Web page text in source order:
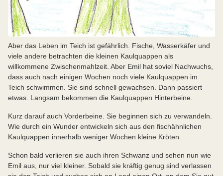
Aber das Leben im Teich ist gefährlich. Fische, Wasserkäfer und
viele andere betrachten die kleinen Kaulquappen als
willkommene Zwischenmahlzeit. Aber Emil hat soviel Nachwuchs,
dass auch nach einigen Wochen noch viele Kaulquappen im
Teich schwimmen. Sie sind schnell gewachsen. Dann passiert
etwas. Langsam bekommen die Kaulquappen Hinterbeine.
Kurz darauf auch Vorderbeine. Sie beginnen sich zu verwandeln.
Wie durch ein Wunder entwickeln sich aus den fischähnlichen
Kaulquappen innerhalb weniger Wochen kleine Kröten.
Schon bald verlieren sie auch ihren Schwanz und sehen nun wie
Emil aus, nur viel kleiner. Sobald sie kräftig genug sind verlassen